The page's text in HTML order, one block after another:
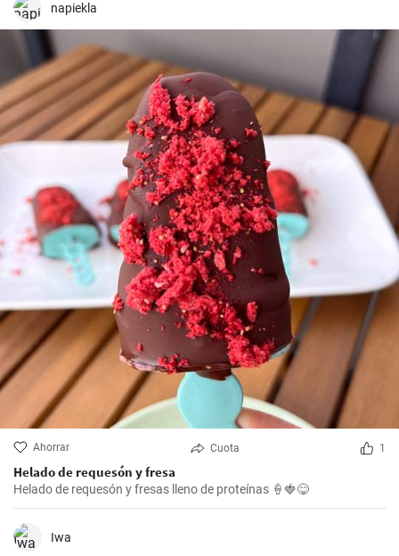
napiekla
Ahorrar Cuota 1
Helado de requesón y fresa
Helado de requesón y fresas lleno de proteínas 🍦🍓😋
Iwa